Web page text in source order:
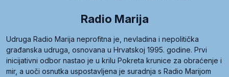
Radio Marija
Udruga Radio Marija neprofitna je, nevladina i nepolitička
građanska udruga, osnovana u Hrvatskoj 1995. godine. Prvi
inicijativni odbor nastao je u krilu Pokreta krunice za obraćenje i
mir, a uoči osnutka uspostavljena je suradnja s Radio Marijom